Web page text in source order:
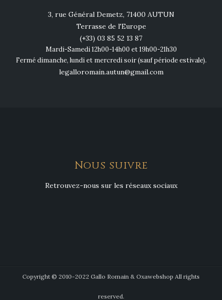
3, rue Général Demetz, 71400 AUTUN
Terrasse de l'Europe
(+33) 03 85 52 13 87
Mardi-Samedi 12h00-14h00 et 19h00-21h30
Fermé dimanche, lundi et mercredi soir (sauf période estivale).
legalloromain.autun@gmail.com
Nous suivre
Retrouvez-nous sur les réseaux sociaux
Copyright © 2010-2022 Gallo Romain & Oxawebshop All rights
reserved.